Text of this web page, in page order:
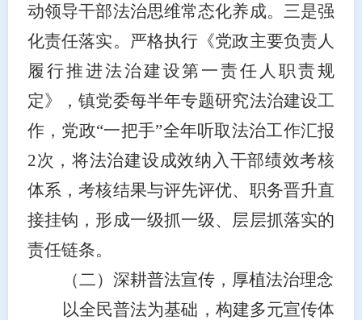
动领导干部法治思维常态化养成。三是强
化责任落实。严格执行《党政主要负责人
履行推进法治建设第一责任人职责规
定》，镇党委每半年专题研究法治建设工
作，党政“一把手”全年听取法治工作汇报
2次，将法治建设成效纳入干部绩效考核
体系，考核结果与评先评优、职务晋升直
接挂钩，形成一级抓一级、层层抓落实的
责任链条。
（二）深耕普法宣传，厚植法治理念
以全民普法为基础，构建多元宣传体